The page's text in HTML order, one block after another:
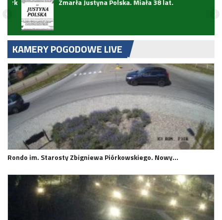
Zmarła Justyna Polska. Miała 38 lat.
KAMERY POGODOWE LIVE
Rondo im. Starosty Zbigniewa Piórkowskiego. Nowy…